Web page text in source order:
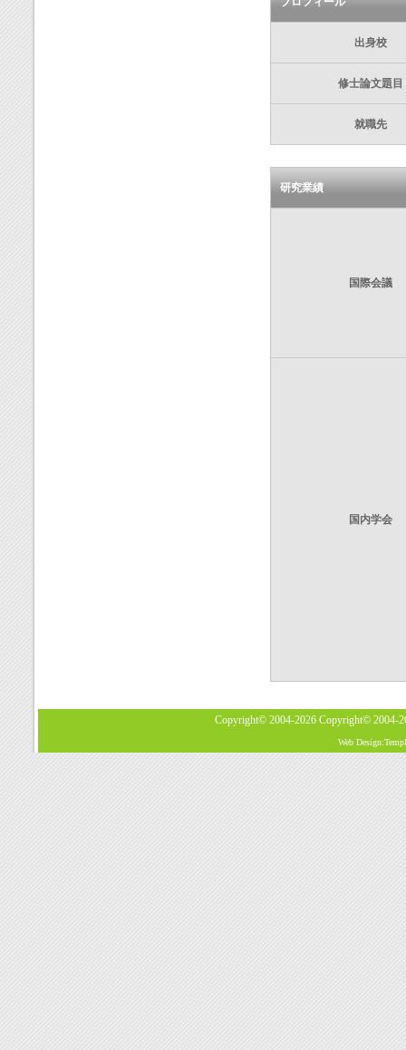
出身校
修士論文題目
就職先
研究業績
国際会議
国内学会
Copyright© 2004-2026 Copyright© 2004-
Web